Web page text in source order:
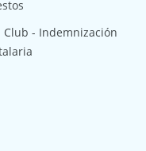
Club - Indemnización